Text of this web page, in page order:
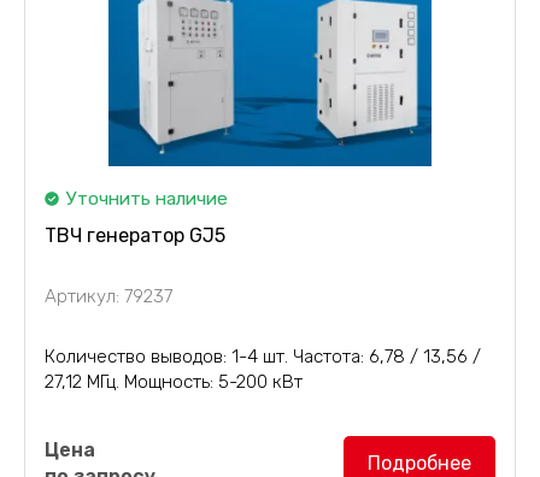
Уточнить наличие
ТВЧ генератор GJ5
Артикул: 79237
Количество выводов: 1-4 шт. Частота: 6,78 / 13,56 /
27,12 МГц. Мощность: 5-200 кВт
предназначен для
производства гнутоклееных изделий (прессование
Цена
Подробнее